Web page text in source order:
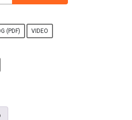
(PDF) VIDEO